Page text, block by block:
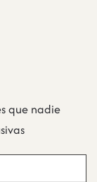
que nadie